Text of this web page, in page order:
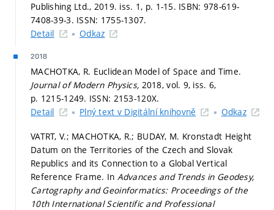
Publishing Ltd., 2019. iss. 1, p. 1-15. ISBN: 978-619-
7408-39-3. ISSN: 1755-1307.
Detail
Odkaz
2018
MACHOTKA, R. Euclidean Model of Space and Time.
Journal of Modern Physics, 2018, vol. 9, iss. 6,
p. 1215-1249. ISSN: 2153-120X.
Detail
Plný text v Digitální knihovně Odkaz
VATRT, V.; MACHOTKA, R.; BUDAY, M. Kronstadt Height
Datum on the Territories of the Czech and Slovak
Republics and its Connection to a Global Vertical
Reference Frame. In Advances and Trends in Geodesy,
Cartography and Geoinformatics: Proceedings of the
10th International Scientific and Professional